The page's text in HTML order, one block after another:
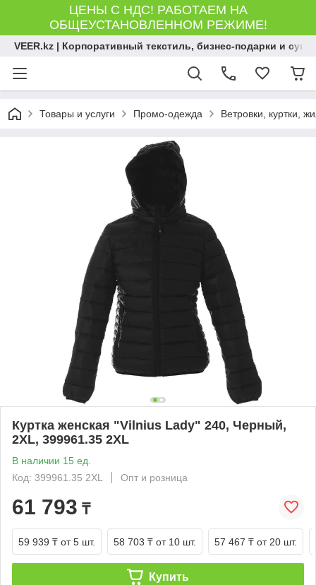
ЦЕНЫ С НДС! РАБОТАЕМ НА
ОБЩЕУСТАНОВЛЕННОМ РЕЖИМЕ!
VEER.kz | Корпоративный текстиль, бизнес-подарки и
Товары и услуги Промо-одежда Ветровки, куртки,
Куртка женская "Vilnius Lady" 240, Черный,
2XL, 399961.35 2XL
В наличии 15 ед.
Код: 399961.35 2XL
Опт и розница
61 793 ₸
59 939 ₸ от 5 шт. 58 703 ₸ от 10 шт. 57 467 ₸ от 20 шт.
Купить